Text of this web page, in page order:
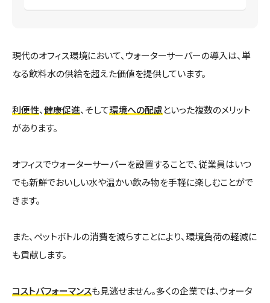
現代のオフィス環境において、ウォーターサーバーの導入は、単
なる飲料水の供給を超えた価値を提供しています。
利便性、 健康促進、そして環境への配慮 といった複数のメリット
があります。
オフィスでウォーターサーバーを設置することで、従業員はいつ
でも新鮮でおいしい水や温かい飲み物を手軽に楽しむことがで
きます。
また、ペットボトルの消費を減らすことにより、環境負荷の軽減に
も貢献します。
コストパフォーマンスも見逃せません。多くの企業では、ウォータ